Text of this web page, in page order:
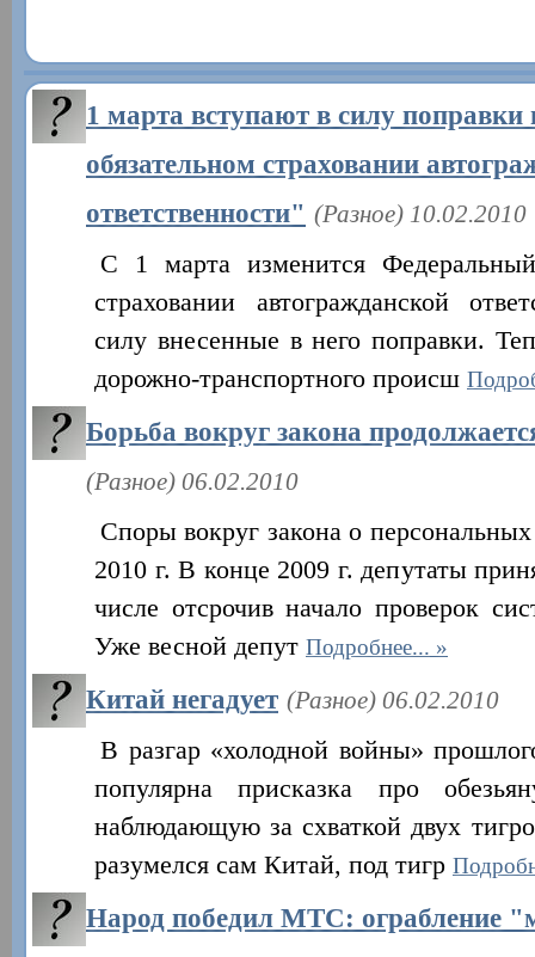
1 марта вступают в силу
обязательном страховании
ответственности" (Разное) 10.02.2010
С 1 марта изменится
страховании автогражданской
силу внесенные в него поправки.
дорожно-транспортного происш
Борьба вокруг закона
(Разное) 06.02.2010
Споры вокруг закона о
2010 г. В конце 2009 г. депутаты
числе отсрочив начало проверок
Уже весной депут Подробнее...
Китай негадует (Разное) 06.02.2010
В разгар «холодной войны»
популярна присказка про
наблюдающую за схваткой двух
разумелся сам Китай, под тигр
Народ победил МТС: ограбление